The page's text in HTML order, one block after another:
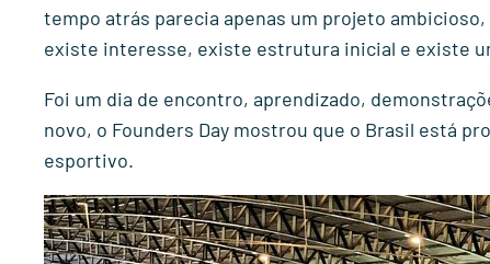
tempo atrás parecia apenas um projeto
existe interesse, existe estrutura inicial e existe
Foi um dia de encontro, aprendizado,
novo, o Founders Day mostrou que o Brasil está
esportivo.